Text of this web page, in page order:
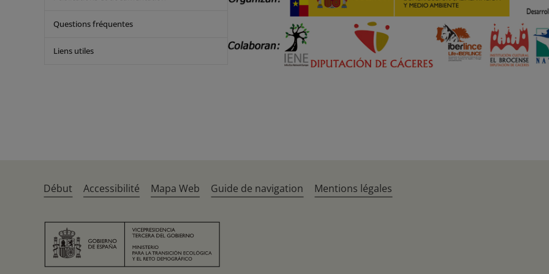
Questions fréquentes
Liens utiles
Début Accessibilité Mapa Web Guide de navigation Mentions légales